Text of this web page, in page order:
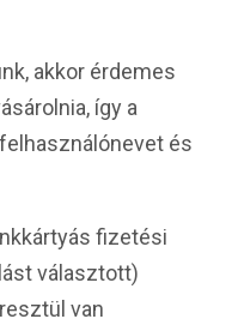
akkor érdemes
így a
és
fizetési
választott)
van